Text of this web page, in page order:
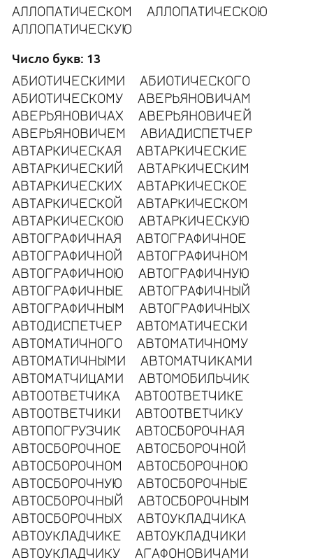
АЛЛОПАТИЧЕСКОМ
АЛЛОПАТИЧЕСКОЮ
АЛЛОПАТИЧЕСКУЮ
Число букв: 13
АБИОТИЧЕСКИМИ
АБИОТИЧЕСКОГО
АБИОТИЧЕСКОМУ
АВЕРЬЯНОВИЧАМ
АВЕРЬЯНОВИЧАХ
АВЕРЬЯНОВИЧЕЙ
АВЕРЬЯНОВИЧЕМ
АВИАДИСПЕТЧЕР
АВТАРКИЧЕСКАЯ
АВТАРКИЧЕСКИЕ
АВТАРКИЧЕСКИЙ
АВТАРКИЧЕСКИМ
АВТАРКИЧЕСКИХ
АВТАРКИЧЕСКОЕ
АВТАРКИЧЕСКОЙ
АВТАРКИЧЕСКОМ
АВТАРКИЧЕСКОЮ
АВТАРКИЧЕСКУЮ
АВТОГРАФИЧНАЯ
АВТОГРАФИЧНОЕ
АВТОГРАФИЧНОЙ
АВТОГРАФИЧНОМ
АВТОГРАФИЧНОЮ
АВТОГРАФИЧНУЮ
АВТОГРАФИЧНЫЕ
АВТОГРАФИЧНЫЙ
АВТОГРАФИЧНЫМ
АВТОГРАФИЧНЫХ
АВТОДИСПЕТЧЕР
АВТОМАТИЧЕСКИ
АВТОМАТИЧНОГО
АВТОМАТИЧНОМУ
АВТОМАТИЧНЫМИ
АВТОМАТЧИКАМИ
АВТОМАТЧИЦАМИ
АВТОМОБИЛЬЧИК
АВТООТВЕТЧИКА
АВТООТВЕТЧИКЕ
АВТООТВЕТЧИКИ
АВТООТВЕТЧИКУ
АВТОПОГРУЗЧИК
АВТОСБОРОЧНАЯ
АВТОСБОРОЧНОЕ
АВТОСБОРОЧНОЙ
АВТОСБОРОЧНОМ
АВТОСБОРОЧНОЮ
АВТОСБОРОЧНУЮ
АВТОСБОРОЧНЫЕ
АВТОСБОРОЧНЫЙ
АВТОСБОРОЧНЫМ
АВТОСБОРОЧНЫХ
АВТОУКЛАДЧИКА
АВТОУКЛАДЧИКЕ
АВТОУКЛАДЧИКИ
АВТОУКЛАДЧИКУ
АГАФОНОВИЧАМИ